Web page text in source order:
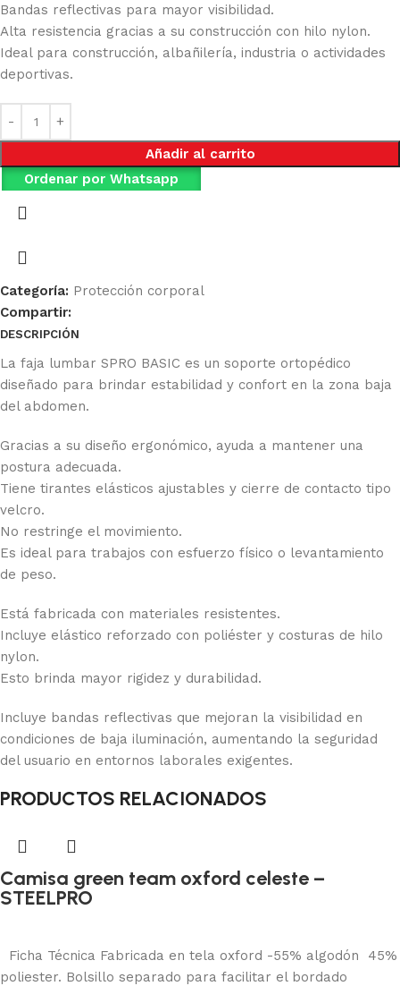
Bandas reflectivas para mayor visibilidad.
Alta resistencia gracias a su construcción con hilo nylon.
Ideal para construcción, albañilería, industria o actividades
deportivas.
Añadir al carrito
Ordenar por Whatsapp
Categoría: Protección corporal
Compartir:
DESCRIPCIÓN
La faja lumbar SPRO BASIC es un soporte ortopédico
diseñado para brindar estabilidad y confort en la zona baja
del abdomen.
Gracias a su diseño ergonómico, ayuda a mantener una
postura adecuada.
Tiene tirantes elásticos ajustables y cierre de contacto tipo
velcro.
No restringe el movimiento.
Es ideal para trabajos con esfuerzo físico o levantamiento
de peso.
Está fabricada con materiales resistentes.
Incluye elástico reforzado con poliéster y costuras de hilo
nylon.
Esto brinda mayor rigidez y durabilidad.
Incluye bandas reflectivas que mejoran la visibilidad en
condiciones de baja iluminación, aumentando la seguridad
del usuario en entornos laborales exigentes.
PRODUCTOS RELACIONADOS
Camisa green team oxford celeste –
STEELPRO
Ficha Técnica Fabricada en tela oxford -55% algodón 45%
poliester. Bolsillo separado para facilitar el bordado